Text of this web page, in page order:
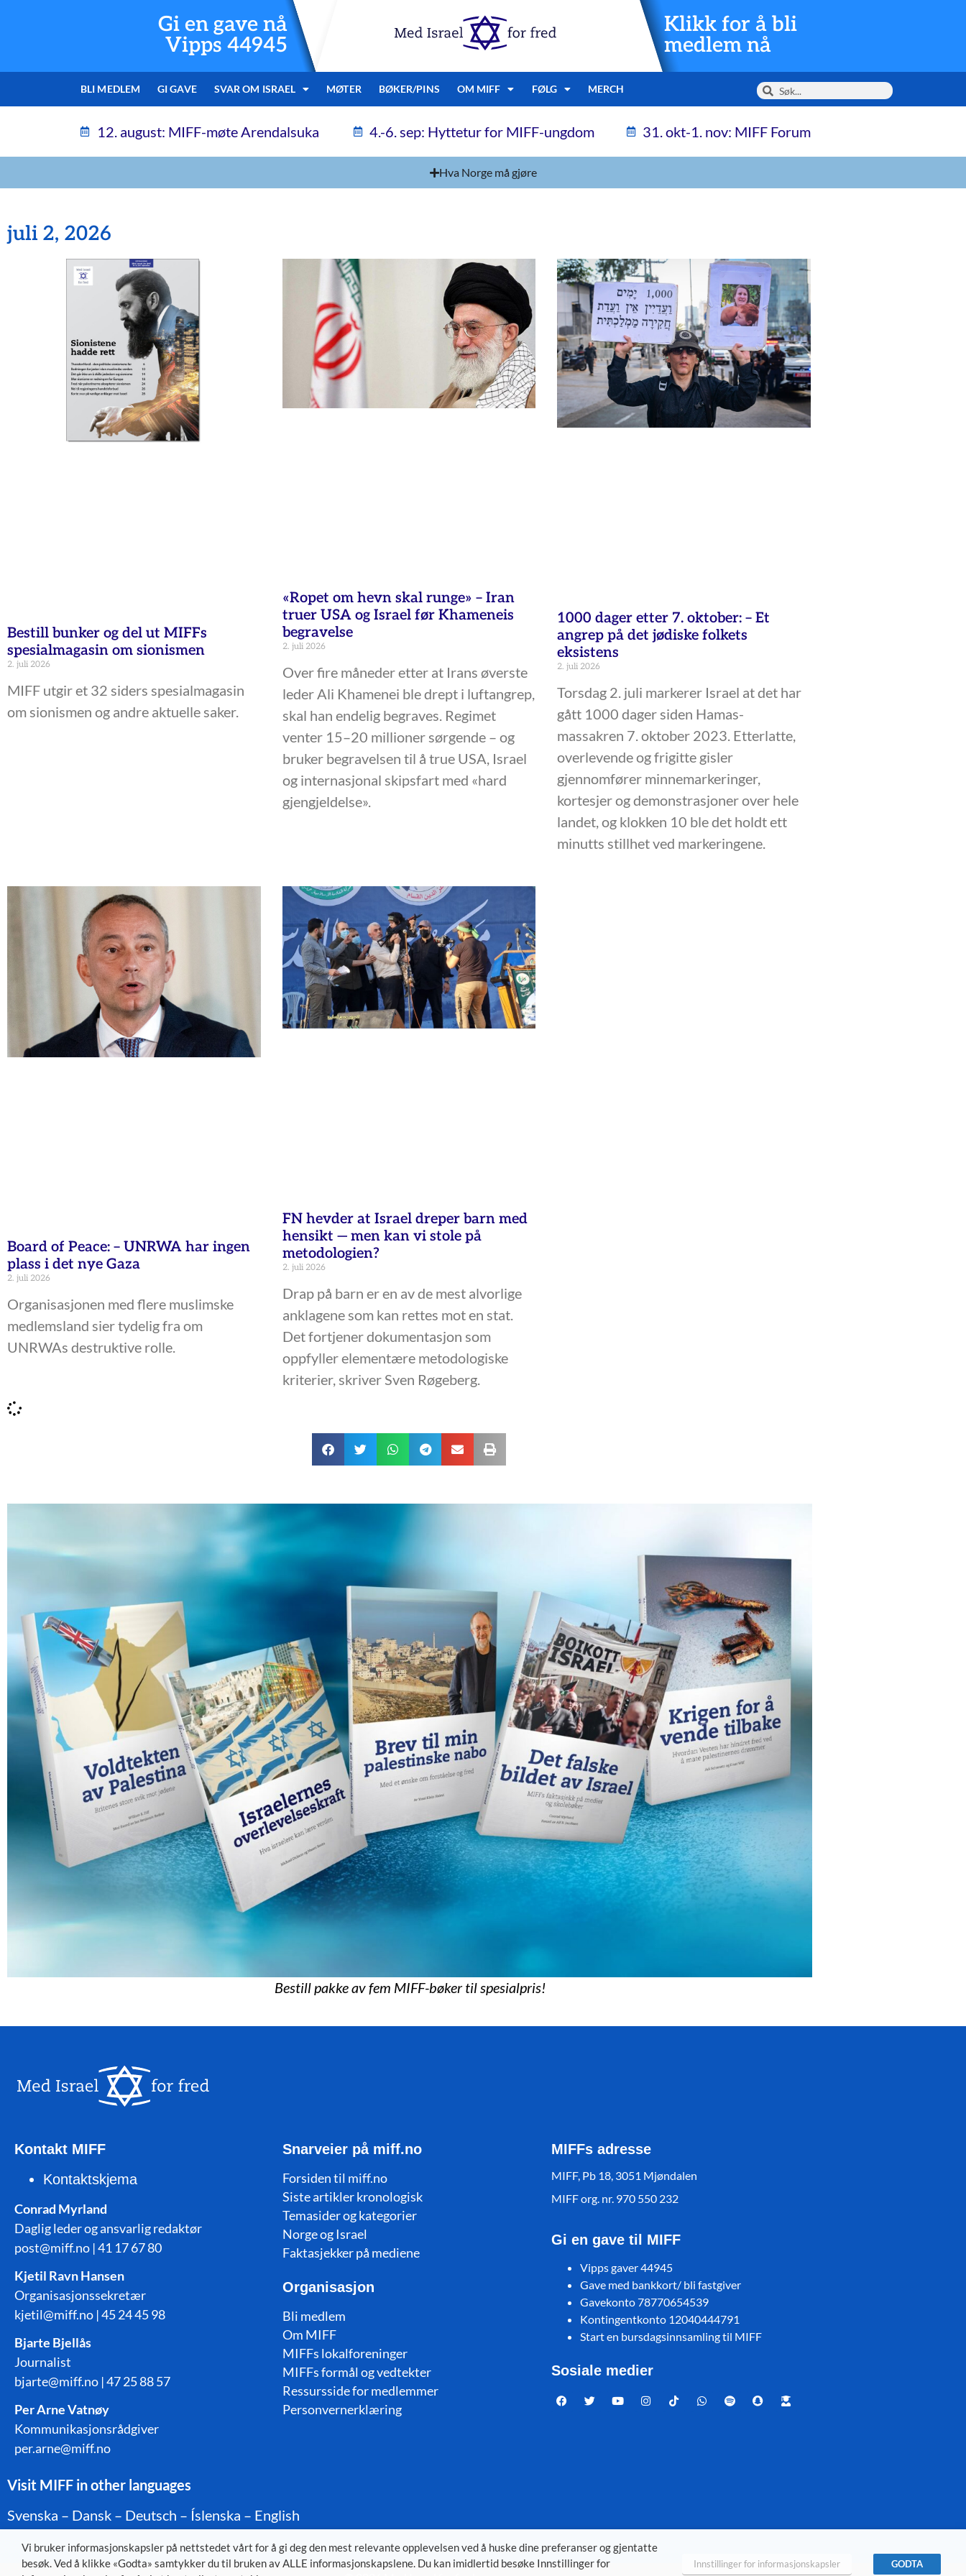
Gi en gave nå
Vipps 44945
Klikk for å bli
medlem nå
BLI MEDLEM GI GAVE SVAR OM ISRAEL MØTER BØKER/PINS OM MIFF FØLG MERCH
12. august: MIFF-møte Arendalsuka 4.-6. sep: Hyttetur for MIFF-ungdom 31. okt-1. nov: MIFF Forum
Hva Norge må gjøre
juli 2, 2026
Bestill bunker og del ut MIFFs
spesialmagasin om sionismen
2. juli 2026
MIFF utgir et 32 siders spesialmagasin
om sionismen og andre aktuelle saker.
«Ropet om hevn skal runge» – Iran
truer USA og Israel før Khameneis
begravelse
2. juli 2026
Over fire måneder etter at Irans øverste
leder Ali Khamenei ble drept i luftangrep,
skal han endelig begraves. Regimet
venter 15–20 millioner sørgende – og
bruker begravelsen til å true USA, Israel
og internasjonal skipsfart med «hard
gjengjeldelse».
1000 dager etter 7. oktober: – Et
angrep på det jødiske folkets
eksistens
2. juli 2026
Torsdag 2. juli markerer Israel at det har
gått 1000 dager siden Hamas-
massakren 7. oktober 2023. Etterlatte,
overlevende og frigitte gisler
gjennomfører minnemarkeringer,
kortesjer og demonstrasjoner over hele
landet, og klokken 10 ble det holdt ett
minutts stillhet ved markeringene.
Board of Peace: – UNRWA har ingen
plass i det nye Gaza
2. juli 2026
Organisasjonen med flere muslimske
medlemsland sier tydelig fra om
UNRWAs destruktive rolle.
FN hevder at Israel dreper barn med
hensikt — men kan vi stole på
metodologien?
2. juli 2026
Drap på barn er en av de mest alvorlige
anklagene som kan rettes mot en stat.
Det fortjener dokumentasjon som
oppfyller elementære metodologiske
kriterier, skriver Sven Røgeberg.
Bestill pakke av fem MIFF-bøker til spesialpris!
Kontakt MIFF
Kontaktskjema
Conrad Myrland
Daglig leder og ansvarlig redaktør
post@miff.no | 41 17 67 80
Kjetil Ravn Hansen
Organisasjonssekretær
kjetil@miff.no | 45 24 45 98
Bjarte Bjellås
Journalist
bjarte@miff.no | 47 25 88 57
Per Arne Vatnøy
Kommunikasjonsrådgiver
per.arne@miff.no
Snarveier på miff.no
Forsiden til miff.no
Siste artikler kronologisk
Temasider og kategorier
Norge og Israel
Faktasjekker på mediene
Organisasjon
Bli medlem
Om MIFF
MIFFs lokalforeninger
MIFFs formål og vedtekter
Ressursside for medlemmer
Personvernerklæring
MIFFs adresse
MIFF, Pb 18, 3051 Mjøndalen
MIFF org. nr. 970 550 232
Gi en gave til MIFF
Vipps gaver 44945
Gave med bankkort/ bli fastgiver
Gavekonto 78770654539
Kontingentkonto 12040444791
Start en bursdagsinnsamling til MIFF
Sosiale medier
Visit MIFF in other languages
Svenska – Dansk – Deutsch – Íslenska – English
Vi bruker informasjonskapsler på nettstedet vårt for å gi deg den mest relevante opplevelsen ved å huske dine preferanser og gjentatte
besøk. Ved å klikke «Godta» samtykker du til bruken av ALLE informasjonskapslene. Du kan imidlertid besøke Innstillinger for
Innstillinger for informasjonskapsler GODTA